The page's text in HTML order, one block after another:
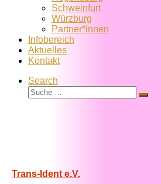
Schweinfurt
Würzburg
Partner*innen
Infobereich
Aktuelles
Kontakt
Search
Suche
Suche
Trans-Ident e.V.